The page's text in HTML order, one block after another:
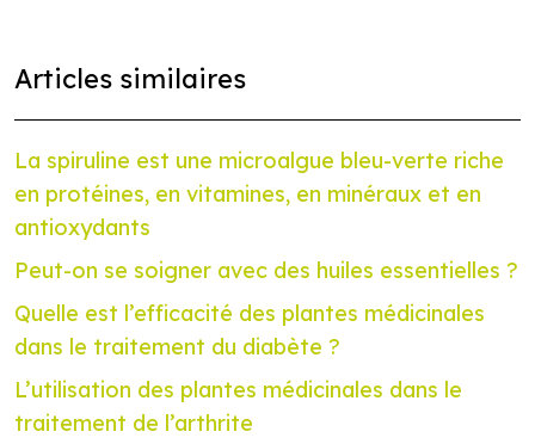
Articles similaires
La spiruline est une microalgue bleu-verte riche
en protéines, en vitamines, en minéraux et en
antioxydants
Peut-on se soigner avec des huiles essentielles ?
Quelle est l’efficacité des plantes médicinales
dans le traitement du diabète ?
L’utilisation des plantes médicinales dans le
traitement de l’arthrite